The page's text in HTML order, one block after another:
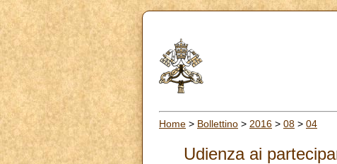
Home > Bollettino > 2016 > 08 > 04
Udienza ai